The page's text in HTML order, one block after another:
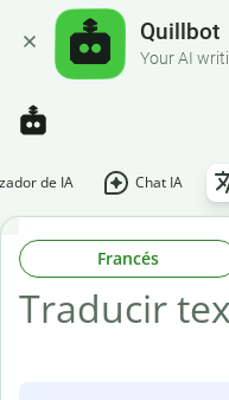
Quillbot
Your AI
de IA Chat IA
Francés